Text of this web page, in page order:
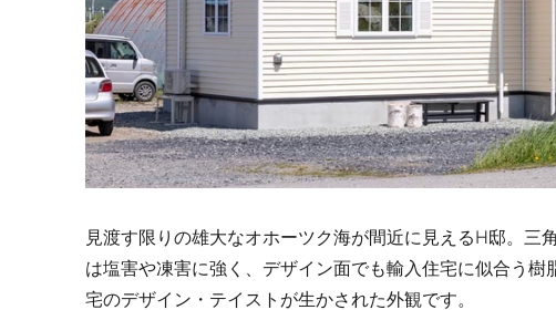
見渡す限りの雄大なオホーツク海が間近に見えるH邸。
は塩害や凍害に強く、デザイン面でも輸入住宅に似合う
宅のデザイン・テイストが生かされた外観です。